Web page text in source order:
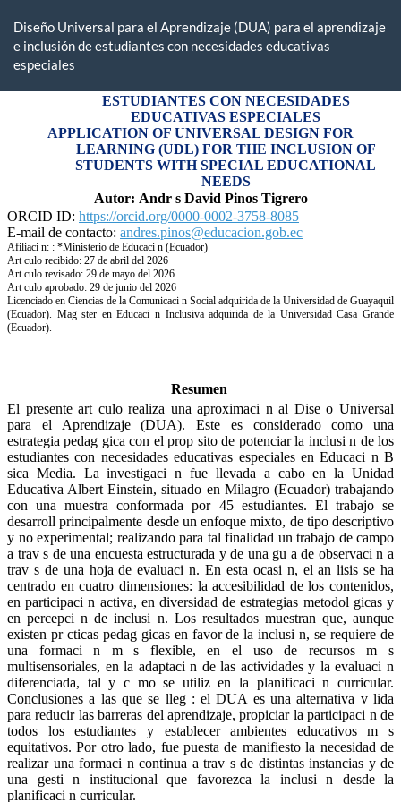
Diseño Universal para el Aprendizaje (DUA) para el aprendizaje
e inclusión de estudiantes con necesidades educativas
especiales